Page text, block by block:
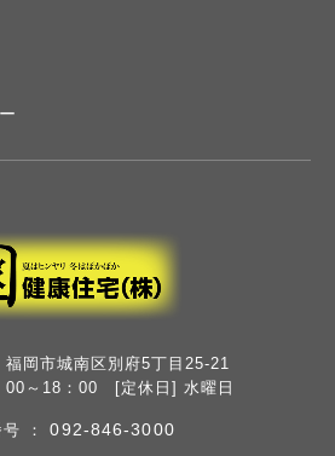
岡市城南区別府5丁目25-21
00～18：00 [定休日] 水曜日
号 ：092-846-3000